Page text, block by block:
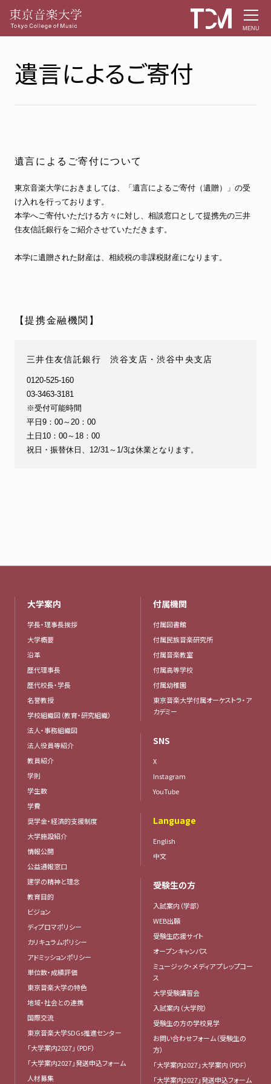
MENU
遺言によるご寄付
遺言によるご寄付について
東京音楽大学におきましては、「遺言によるご寄付（遺贈）」の受
け入れを行っております。
本学へご寄付いただける方々に対し、相談窓口として提携先の三井
住友信託銀行をご紹介させていただきます。
本学に遺贈された財産は、相続税の非課税財産になります。
【提携金融機関】
三井住友信託銀行 渋谷支店・渋谷中央支店
0120-525-160
03-3463-3181
※受付可能時間
平日9：00～20：00
土日10：00～18：00
祝日・振替休日、12/31～1/3は休業となります。
大学案内
学長・理事長挨拶
大学概要
沿革
歴代理事長
歴代校長・学長
名誉教授
学校組織図（教育・研究組織）
法人・事務組織図
法人役員等紹介
教員紹介
学則
学生数
学費
奨学金・経済的支援制度
大学施設紹介
情報公開
公益通報窓口
建学の精神と理念
教育目的
ビジョン
ディプロマポリシー
カリキュラムポリシー
アドミッションポリシー
単位数・成績評価
東京音楽大学の特色
地域・社会との連携
国際交流
東京音楽大学SDGs推進センター
「大学案内2027」（PDF）
「大学案内2027」発送申込フォーム
人材募集
付属機関
付属図書館
付属民族音楽研究所
付属音楽教室
付属高等学校
付属幼稚園
東京音楽大学付属オーケストラ・ア
カデミー
SNS
X
Instagram
YouTube
Language
English
中文
受験生の方
入試案内（学部）
WEB出願
受験生応援サイト
オープンキャンパス
ミュージック・メディア プレップコー
ス
大学受験講習会
入試案内（大学院）
受験生の方の学校見学
お問い合わせフォーム（受験生の
方）
「大学案内2027」大学案内（PDF）
「大学案内2027」発送申込フォーム